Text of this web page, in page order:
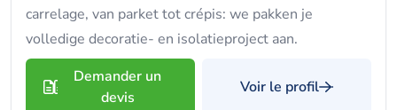
carrelage, van parket tot crépis: we pakken je
volledige decoratie- en isolatieproject aan.
Demander un
devis
Voir le profil